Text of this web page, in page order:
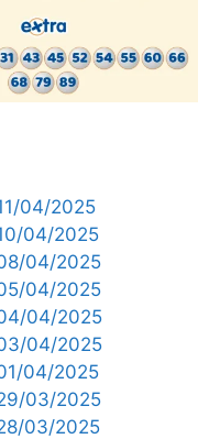
04/2025
04/2025
04/2025
04/2025
04/2025
04/2025
04/2025
03/2025
03/2025